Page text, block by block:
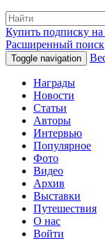
Купить подписку
Расширенный поиск
Toggle navigation
Награды
Новости
Статьи
Авторы
Интервью
Популярное
Фото
Видео
Архив
Выставки
Путешествия
О нас
Войти